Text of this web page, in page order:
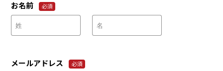
お名前 必須
メールアドレス 必須